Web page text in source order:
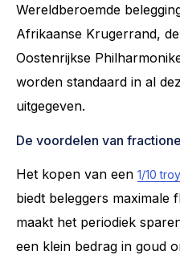
Wereldberoemde
Afrikaanse Krugerrand,
Oostenrijkse
worden standaard in al
uitgegeven.
De voordelen van
Het kopen van een 1/10
biedt beleggers maximale
maakt het periodiek
een klein bedrag in goud